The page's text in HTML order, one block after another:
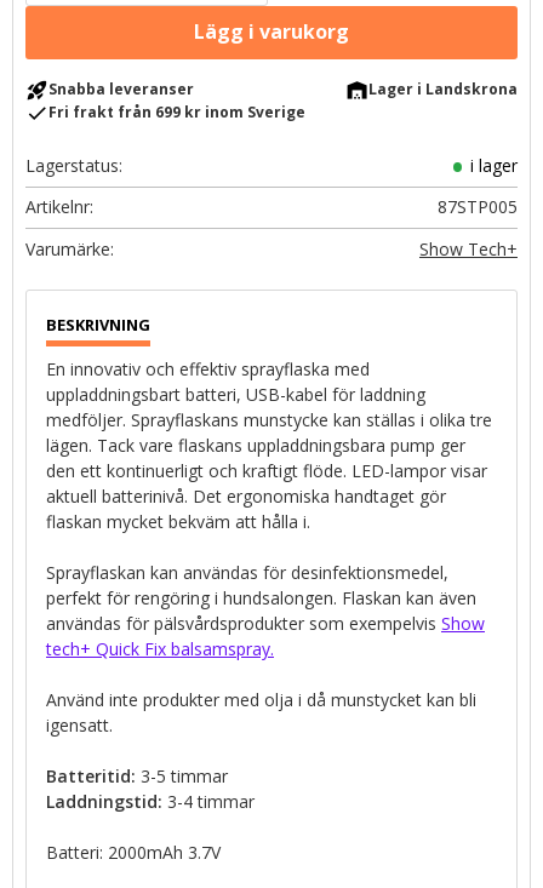
rocket_launchSnabba leveranser warehouseLager i Landskrona
checkFri frakt från 699 kr inom Sverige
Lagerstatus
i lager
Artikelnr
87STP005
Show Tech+
En innovativ och effektiv sprayflaska med
uppladdningsbart batteri, USB-kabel för laddning
medföljer. Sprayflaskans munstycke kan ställas i olika tre
lägen. Tack vare flaskans uppladdningsbara pump ger
den ett kontinuerligt och kraftigt flöde. LED-lampor visar
aktuell batterinivå. Det ergonomiska handtaget gör
flaskan mycket bekväm att hålla i.
Sprayflaskan kan användas för desinfektionsmedel,
perfekt för rengöring i hundsalongen. Flaskan kan även
användas för pälsvårdsprodukter som exempelvis Show
tech+ Quick Fix balsamspray.
Använd inte produkter med olja i då munstycket kan bli
igensatt.
Batteritid: 3-5 timmar
Laddningstid: 3-4 timmar
Batteri: 2000mAh 3.7V